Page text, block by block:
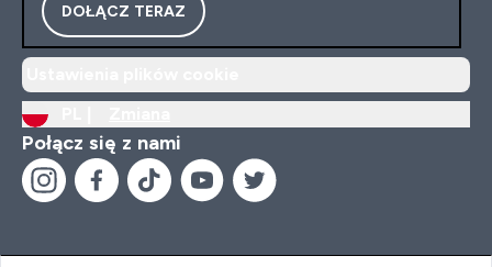
DOŁĄCZ TERAZ
Połącz się z nami